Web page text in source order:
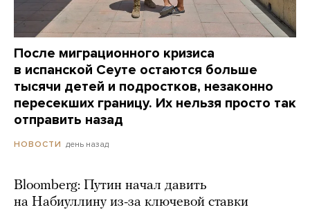
После миграционного кризиса
в испанской Сеуте остаются больше
тысячи детей и подростков, незаконно
пересекших границу. Их нельзя просто так
отправить назад
НОВОСТИ день назад
Bloomberg: Путин начал давить
на Набиуллину из-за ключевой ставки